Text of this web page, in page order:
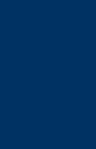
Wirtschaft.